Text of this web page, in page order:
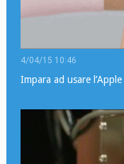
4/04/15 10:46
Impara ad usare